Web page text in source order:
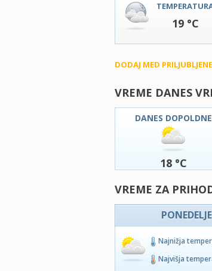
19 °C
DODAJ MED PRILJUBLJENE
VREME DANES
DANES DOPOLDNE
18 °C
VREME ZA
Najnižja
Najvišja